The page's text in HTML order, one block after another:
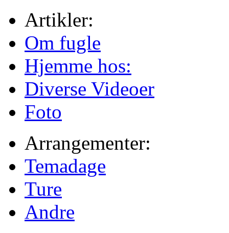
Artikler:
Om fugle
Hjemme hos:
Diverse Videoer
Foto
Arrangementer:
Temadage
Ture
Andre